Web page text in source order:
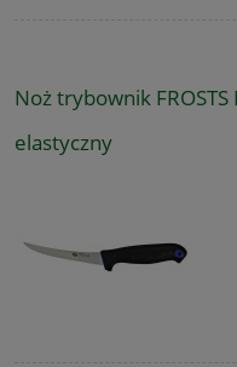
Noż trybownik
elastyczny